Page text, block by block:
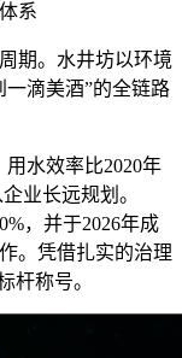
系
期。水井坊以环境
滴美酒”的全链路
水效率比2020年
业长远规划。
，并于2026年成
。凭借扎实的治理
杆称号。